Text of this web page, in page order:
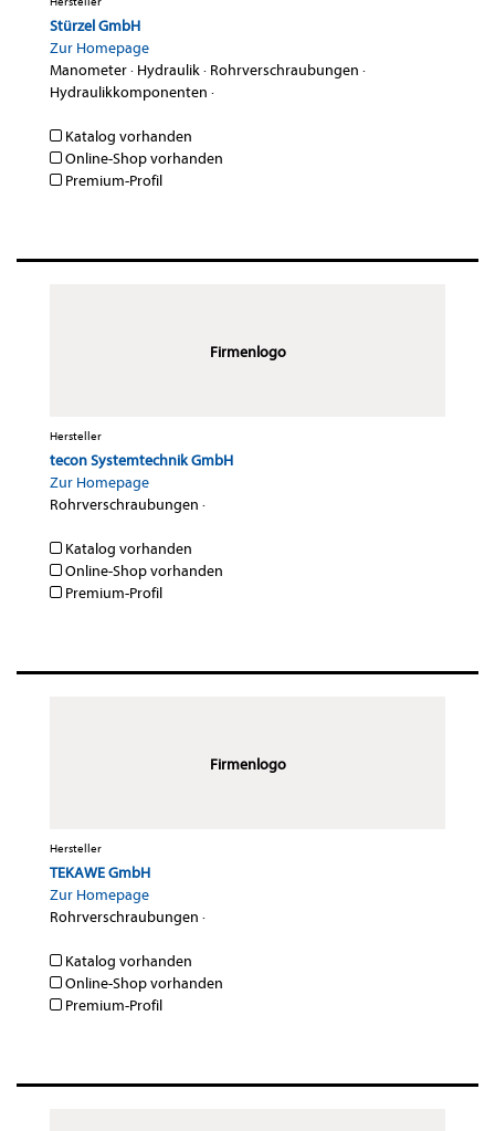
Stürzel GmbH
Zur Homepage
Manometer· Hydraulik· Rohrverschraubungen ·
Hydraulikkomponenten ·
Katalog vorhanden
Online-Shop vorhanden
Premium-Profil
Firmenlogo
Hersteller
tecon Systemtechnik GmbH
Zur Homepage
Rohrverschraubungen ·
Katalog vorhanden
Online-Shop vorhanden
Premium-Profil
Firmenlogo
Hersteller
TEKAWE GmbH
Zur Homepage
Rohrverschraubungen ·
Katalog vorhanden
Online-Shop vorhanden
Premium-Profil